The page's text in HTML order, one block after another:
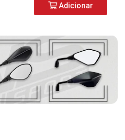
Adicionar